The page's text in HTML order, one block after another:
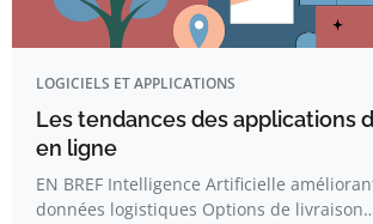
LOGICIELS ET APPLICATIONS
Les tendances des applications
en ligne
EN BREF Intelligence Artificielle
données logistiques Options de